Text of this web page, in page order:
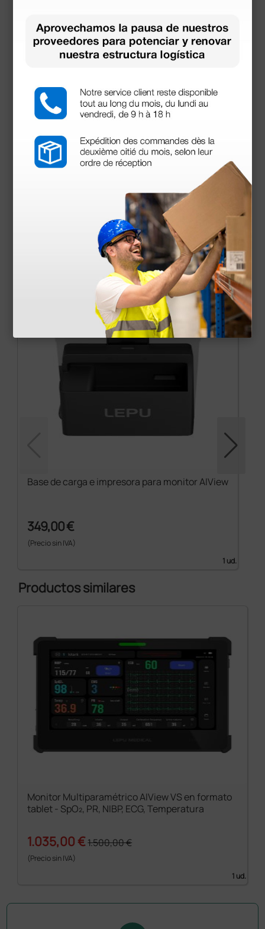
6,25 mm/s
Mostrar más
Documentos
descargables
Manual de usuario
Certificado CE
Base de carga e impresora para monitor AIView
349,00 €
(Precio sin IVA)
1 ud.
Productos similares
Monitor Multiparamétrico AIView VS en formato
tablet - SpO₂, PR, NIBP, ECG, Temperatura
1.035,00 €1.500,00 €
(Precio sin IVA)
1 ud.